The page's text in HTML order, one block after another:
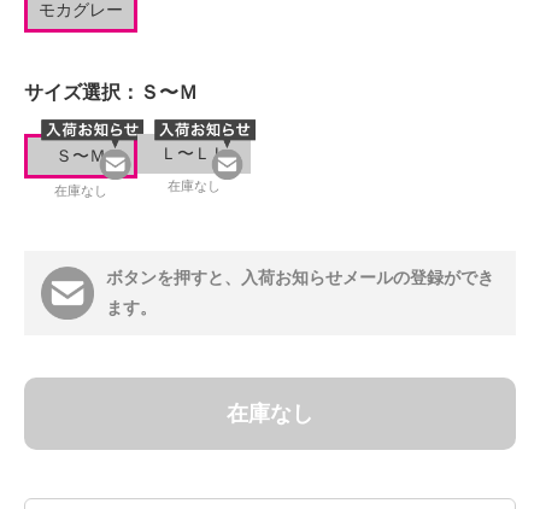
モカグレー
サイズ選択： Ｓ〜Ｍ
Ｓ〜Ｍ
在庫なし
Ｌ〜ＬＬ
在庫なし
ボタンを押すと、入荷お知らせメールの登録ができ
ます。
在庫なし